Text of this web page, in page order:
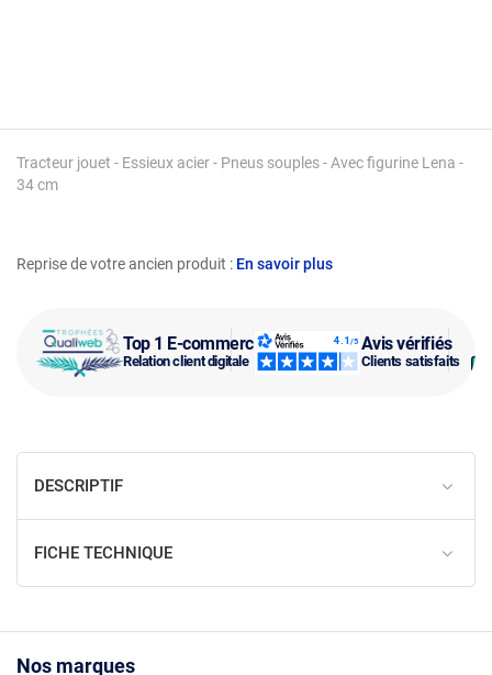
Top 1 E-commerce
Relation client digitale
Avis vérifiés
Clients satisfaits
Reprise de votre ancien produit : En savoir plus
Tracteur jouet - Essieux acier - Pneus souples - Avec figurine Lena -
34 cm
DESCRIPTIF
FICHE TECHNIQUE
Nos marques